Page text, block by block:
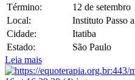
Término:
12 de setembro
Local:
Instituto Passo
Cidade:
Itatiba
Estado:
São Paulo
Leia mais